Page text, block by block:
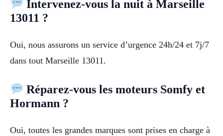
Intervenez-vous la nuit à Marseille
13011 ?
Oui, nous assurons un service d’urgence 24h/24 et 7j/7
dans tout Marseille 13011.
Réparez-vous les moteurs Somfy et
Hormann ?
Oui, toutes les grandes marques sont prises en charge à